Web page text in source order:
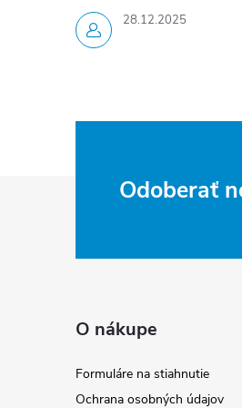
28.12.2025
Odoberať
O nákupe
Formuláre na stiahnutie
Ochrana osobných údajov